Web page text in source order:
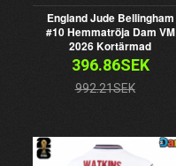
England Jude Bellingham
#10 Hemmatröja Dam VM
2026 Kortärmad
396.86SEK
992.21SEK